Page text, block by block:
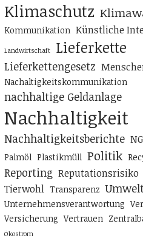
Klimaschutz
Kommunikation Künstliche
Landwirtschaft Lieferkette
Lieferkettengesetz
Nachaltigkeitskommunikation
nachhaltige Geldanlage
Nachhaltigkeit
Nachhaltigkeitsberichte
Palmöl Plastikmüll Politik
Reporting Reputationsrisiko
Tierwohl Transparenz
Unternehmensverantwortung
Versicherung Vertrauen
Ökostrom